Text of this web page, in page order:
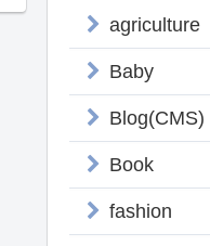
agriculture
Baby
Blog(CMS)
Book
fashion